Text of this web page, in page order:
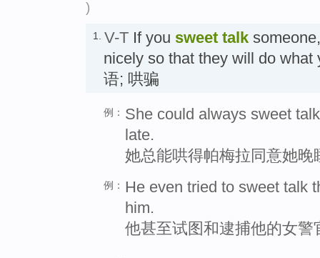
)
1. V-T If you sweet talk
nicely so that they will do
语; 哄骗
例： She could always sweet
late.
她总能哄得帕梅拉同意她晚
例： He even tried to sweet talk
him.
他甚至试图和逮捕他的女警